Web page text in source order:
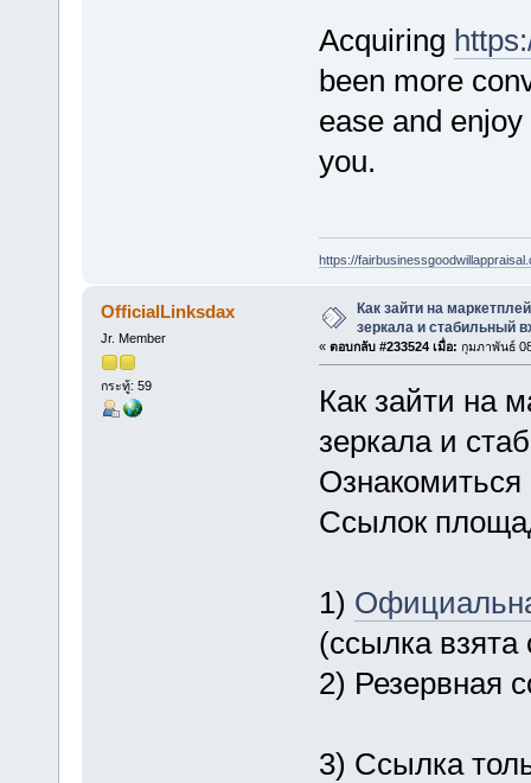
Acquiring
been more
ease and
you.
https://
OfficialLinksdax
Jr. Member
กระทู้: 59
Как зайти на
зеркала и стабильный
« ตอบกลับ #233524 เมื่อ: กุมภาพันธ์
Как зайти на
зеркала и
Ссылок
1)
(ссылка
2) Резервная
3) Ссылка